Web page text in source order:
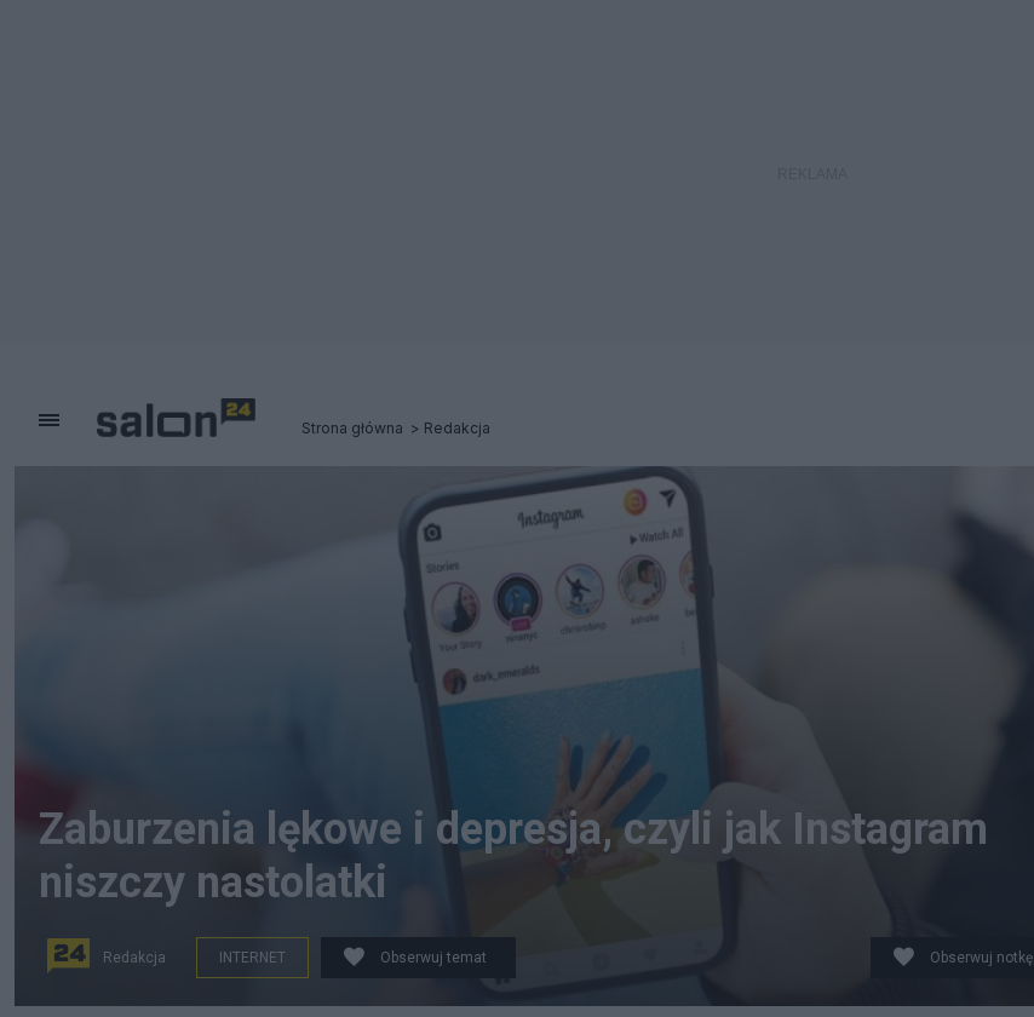
Strona główna Redakcja
Zaburzenia lękowe i depresja, czyli jak Instagram
niszczy nastolatki
Redakcja INTERNET Obserwuj temat Obserwuj notkę